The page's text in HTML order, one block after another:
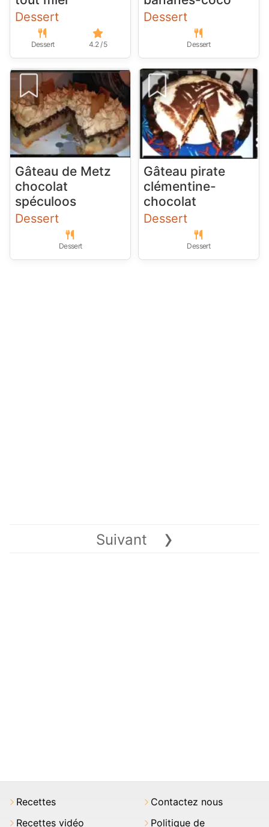
Dessert
Dessert 4.2 / 5
Dessert
Dessert
Gâteau de Metz
chocolat
spéculoos
Dessert
Dessert
Gâteau pirate
clémentine-
chocolat
Dessert
Dessert
Suivant ›
Recettes
Recettes vidéo
Contactez nous
Politique de